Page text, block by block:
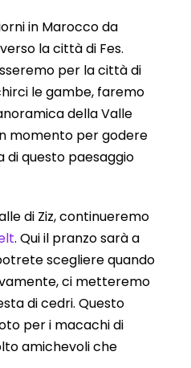
in Marocco da
la città di Fes.
per la città di
le gambe, faremo
della Valle
momento per godere
di questo paesaggio
di Ziz, continueremo
. Qui il pranzo sarà a
scegliere quando
ci metteremo
di cedri. Questo
per i macachi di
amichevoli che